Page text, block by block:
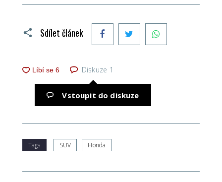
Sdílet článek FacebookTwitter
Diskuze 1
Vstoupit do diskuze
Tags SUV Honda